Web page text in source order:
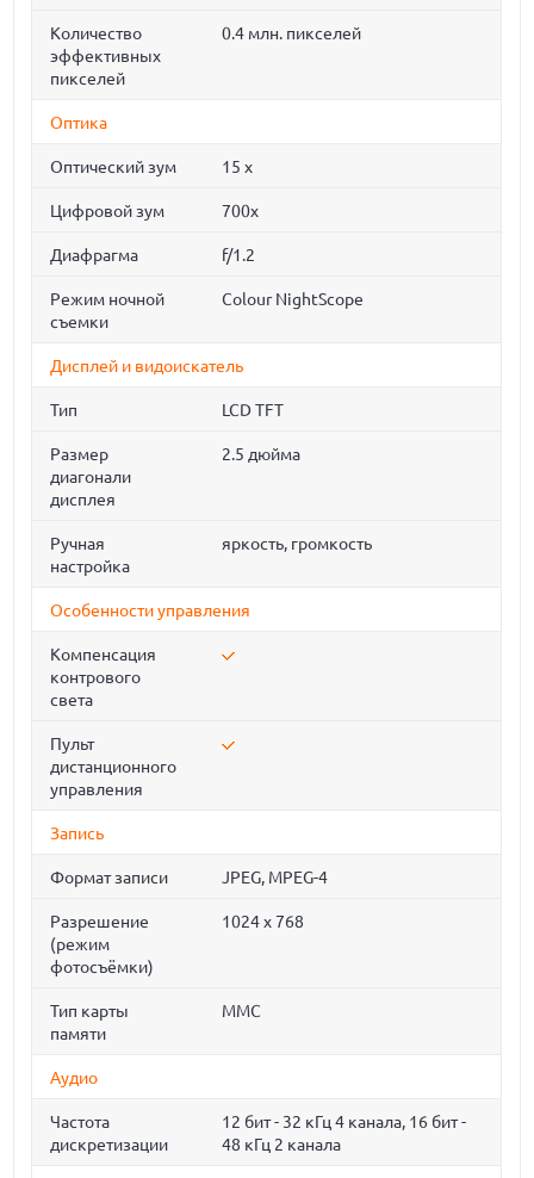
Количество
эффективных
пикселей
0.4 млн. пикселей
Оптика
Оптический зум 15 x
Цифровой зум 700х
Диафрагма f/1.2
Режим ночной
съемки
Colour NightScope
Дисплей и видоискатель
Тип LCD TFT
Размер
диагонали
дисплея
2.5 дюйма
Ручная
настройка
яркость, громкость
Особенности управления
Компенсация
контрового
света
Пульт
дистанционного
управления
Запись
Формат записи JPEG, MPEG-4
Разрешение
(режим
фотосъёмки)
1024 x 768
Тип карты
памяти
MMC
Аудио
Частота
дискретизации
12 бит - 32 кГц 4 канала, 16 бит -
48 кГц 2 канала